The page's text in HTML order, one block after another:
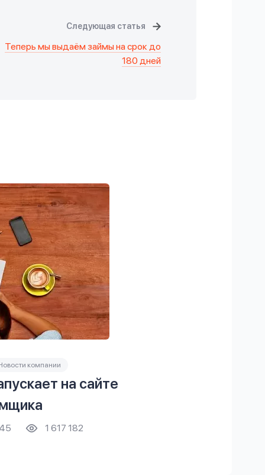
Следующая статья
Теперь мы выдаём займы на срок до
180 дней
компании
на сайте
1 617 182